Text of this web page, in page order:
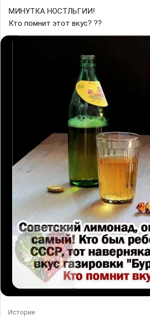
МИНУТКА НОСТЛЬГИИ!
Кто помнит этот вкус? ??
Истории